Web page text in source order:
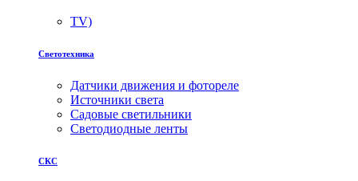
TV)
Светотехника
Датчики движения и фотореле
Источники света
Садовые светильники
Светодиодные ленты
СКС